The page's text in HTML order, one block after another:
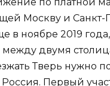
Москву и Санкт-
в ноябре 2019
двумя
Тверь нужно
Первый